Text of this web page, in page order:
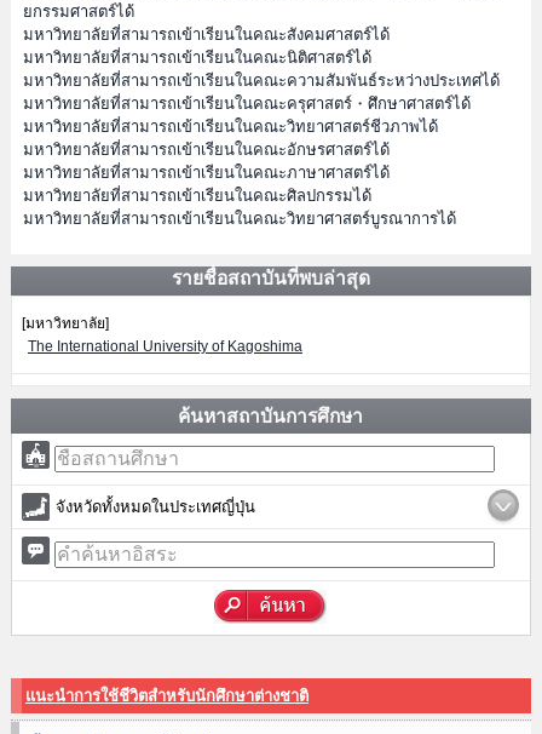
ยกรรมศาสตร์ได้
มหาวิทยาลัยที่สามารถเข้าเรียนในคณะสังคมศาสตร์ได้
มหาวิทยาลัยที่สามารถเข้าเรียนในคณะนิติศาสตร์ได้
มหาวิทยาลัยที่สามารถเข้าเรียนในคณะความสัมพันธ์ระหว่างประเทศได้
มหาวิทยาลัยที่สามารถเข้าเรียนในคณะครุศาสตร์・ศึกษาศาสตร์ได้
มหาวิทยาลัยที่สามารถเข้าเรียนในคณะวิทยาศาสตร์ชีวภาพได้
มหาวิทยาลัยที่สามารถเข้าเรียนในคณะอักษรศาสตร์ได้
มหาวิทยาลัยที่สามารถเข้าเรียนในคณะภาษาศาสตร์ได้
มหาวิทยาลัยที่สามารถเข้าเรียนในคณะศิลปกรรมได้
มหาวิทยาลัยที่สามารถเข้าเรียนในคณะวิทยาศาสตร์บูรณาการได้
รายชื่อสถาบันที่พบล่าสุด
[มหาวิทยาลัย]
The International University of Kagoshima
ค้นหาสถาบันการศึกษา
จังหวัดทั้งหมดในประเทศญี่ปุ่น
แนะนำการใช้ชีวิตสำหรับนักศึกษาต่างชาติ